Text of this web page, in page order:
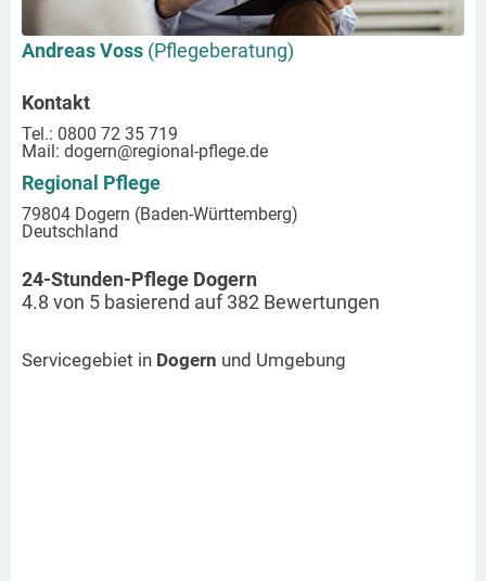
Andreas Voss (Pflegeberatung)
Kontakt
Tel.: 0800 72 35 719
Mail: dogern@regional-pflege.de
Regional Pflege
79804 Dogern (Baden-Württemberg)
Deutschland
24-Stunden-Pflege Dogern
4.8 von 5 basierend auf382 Bewertungen
Servicegebiet in Dogern und Umgebung